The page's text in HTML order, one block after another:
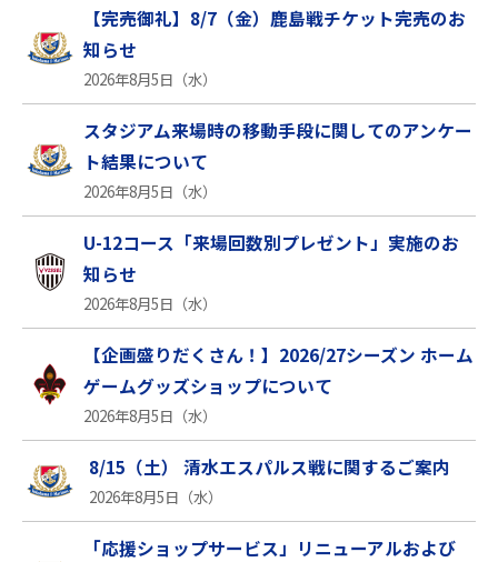
【完売御礼】8/7（金）鹿島戦チケット完売のお
知らせ
2026年8月5日（水）
スタジアム来場時の移動手段に関してのアンケー
ト結果について
2026年8月5日（水）
U-12コース「来場回数別プレゼント」実施のお
知らせ
2026年8月5日（水）
【企画盛りだくさん！】2026/27シーズン ホーム
ゲームグッズショップについて
2026年8月5日（水）
8/15（土） 清水エスパルス戦に関するご案内
2026年8月5日（水）
「応援ショップサービス」リニューアルおよび